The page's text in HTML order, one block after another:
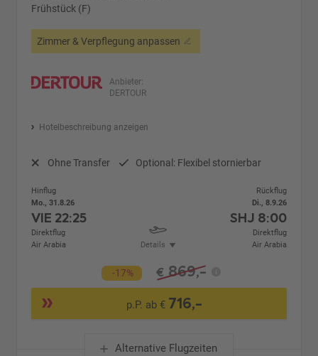
Frühstück (F)
Zimmer & Verpflegung anpassen
Anbieter:
DERTOUR
Hotelbeschreibung anzeigen
Ohne Transfer Optional: Flexibel stornierbar
Hinflug
Mo., 31.8.26
VIE 22:25
Direktflug
Air Arabia
Details
Rückflug
Di., 8.9.26
SHJ 8:00
Direktflug
Air Arabia
-17% € 869,-
p.P. ab € 716,-
Alternative Flugzeiten